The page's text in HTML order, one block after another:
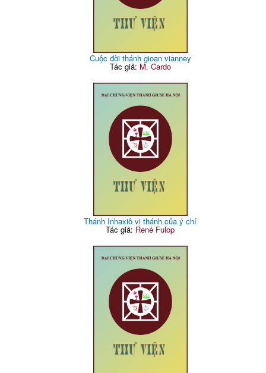
Cuộc đời thánh gioan vianney
Tác giả: M. Cardo
Thánh Inhaxiô vị thánh của ý chí
Tác giả: René Fulop